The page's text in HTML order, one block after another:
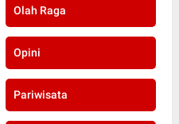
Olah Raga
Opini
Pariwisata